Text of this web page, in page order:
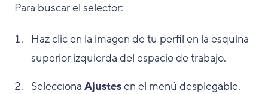
Para buscar el selector:
Haz clic en la imagen de tu perfil en la esquina
superior izquierda del espacio de trabajo.
Selecciona Ajustesen el menú desplegable.